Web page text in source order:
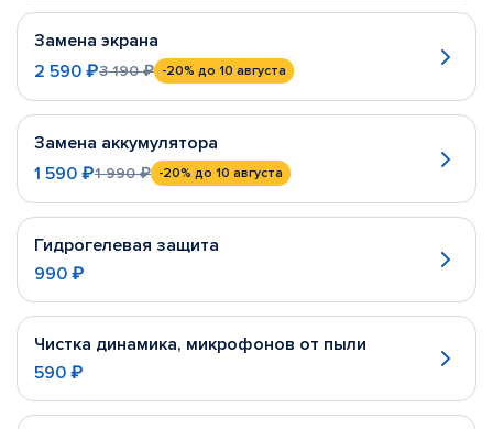
Замена экрана
2 590 ₽3 190 ₽ -20% до 10 августа
Замена аккумулятора
1 590 ₽1 990 ₽ -20% до 10 августа
Гидрогелевая защита
990 ₽
Чистка динамика, микрофонов от пыли
590 ₽